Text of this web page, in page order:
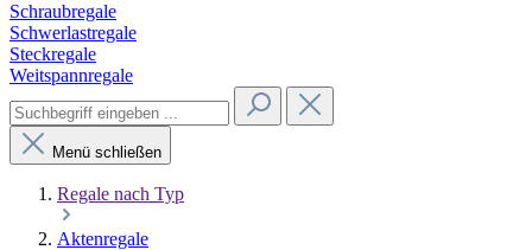
Schraubregale
Schwerlastregale
Steckregale
Weitspannregale
Menü schließen
Regale nach Typ
Aktenregale